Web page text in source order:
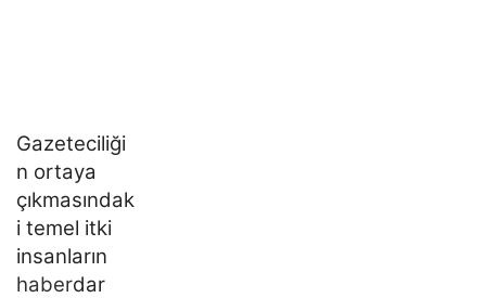
Gazeteciliği
n ortaya
çıkmasındak
i temel itki
insanların
haberdar